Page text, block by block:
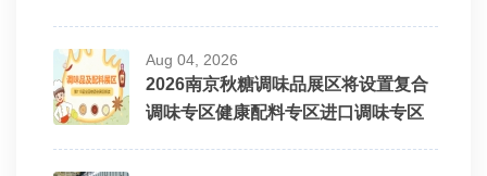
Aug 04, 2026
2026南京秋糖调味品展区将设置复合
调味专区健康配料专区进口调味专区